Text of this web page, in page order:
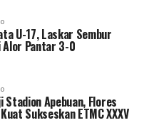
U-17, Laskar Sembur
Alor Pantar 3-0
Stadion Apebuan, Flores
Sukseskan ETMC XXXV